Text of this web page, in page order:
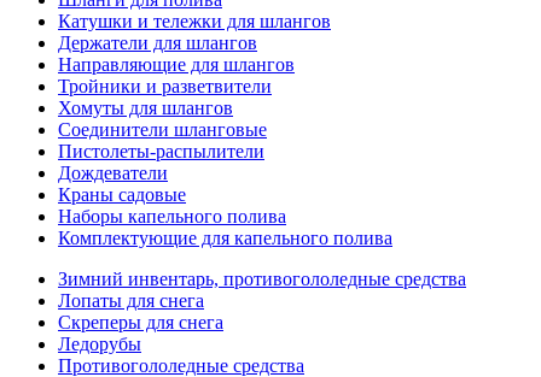
Катушки и тележки для шлангов
Держатели для шлангов
Направляющие для шлангов
Тройники и разветвители
Хомуты для шлангов
Соединители шланговые
Пистолеты-распылители
Дождеватели
Краны садовые
Наборы капельного полива
Комплектующие для капельного полива
Зимний инвентарь, противогололедные средства
Лопаты для снега
Скреперы для снега
Ледорубы
Противогололедные средства